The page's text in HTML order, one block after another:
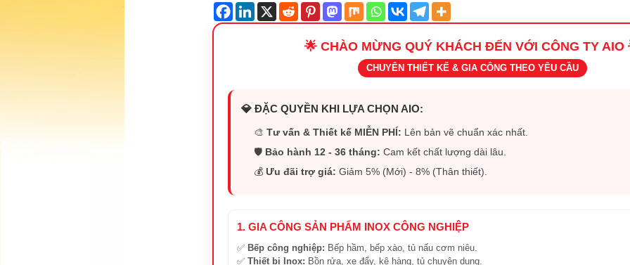
🌟 CHÀO MỪNG QUÝ KHÁCH ĐẾN VỚI CÔNG TY AIO
CHUYÊN THIẾT KẾ & GIA CÔNG THEO YÊU CẦU
💎 ĐẶC QUYỀN KHI LỰA CHỌN AIO:
🎨Tư vấn & Thiết kế MIỄN PHÍ: Lên bản vẽ chuẩn xác nhất.
🛡️ Bảo hành 12 - 36 tháng: Cam kết chất lượng dài lâu.
💰Ưu đãi trợ giá: Giảm 5% (Mới) - 8% (Thân thiết).
1. GIA CÔNG SẢN PHẨM INOX CÔNG NGHIỆP
✅ Bếp công nghiệp: Bếp hầm, bếp xào, tủ nấu cơm niêu.
✅ Thiết bị Inox: Bồn rửa, xe đẩy, kệ hàng, tủ chuyên dụng.